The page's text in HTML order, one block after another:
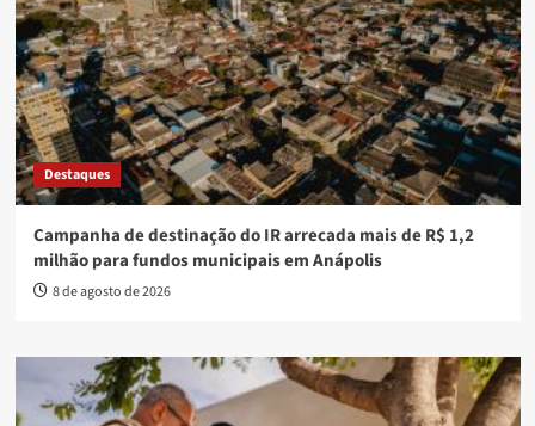
Destaques
Campanha de destinação do IR arrecada mais de R$ 1,2
milhão para fundos municipais em Anápolis
8 de agosto de 2026